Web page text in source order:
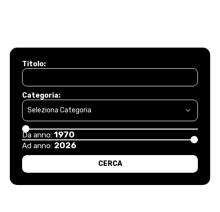
Titolo:
Categoria:
Da anno: 1970
Ad anno: 2026